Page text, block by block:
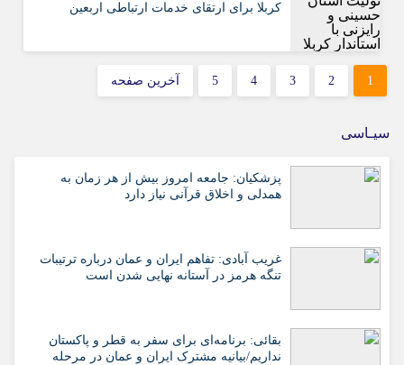
کربلا برای ارتقای خدمات ارتباطی اربعین
1
2
3
4
5 آخرین صفحه
سیـاسی
پزشکیان: جامعه امروز بیش از هر زمان به
همدلی و اخلاق قرآنی نیاز دارد
غریب آبادی: تفاهم ایران و عمان درباره ترتیبات
تنگه هرمز در آستانه نهایی شدن است
بقائی: برنامه‌ای برای سفر به قطر و پاکستان
نداریم/بیانیه مشترک ایران و عمان در مرحله